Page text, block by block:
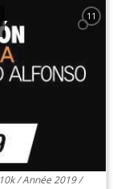
11
10k/Année 2019/